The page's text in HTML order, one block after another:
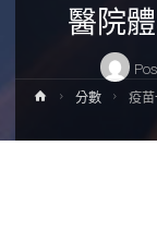
醫院
Home分數
疫